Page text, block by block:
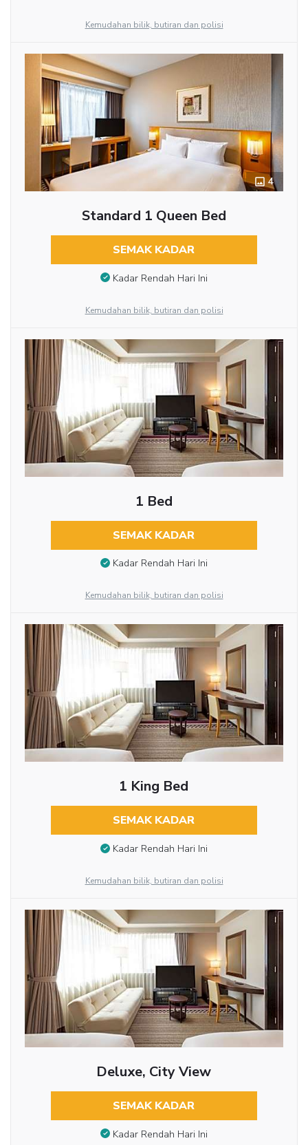
Kemudahan bilik, butiran dan polisi
4
Standard 1 Queen Bed
SEMAK KADAR
Kadar Rendah Hari Ini
Kemudahan bilik, butiran dan polisi
1 Bed
SEMAK KADAR
Kadar Rendah Hari Ini
Kemudahan bilik, butiran dan polisi
1 King Bed
SEMAK KADAR
Kadar Rendah Hari Ini
Kemudahan bilik, butiran dan polisi
Deluxe, City View
SEMAK KADAR
Kadar Rendah Hari Ini